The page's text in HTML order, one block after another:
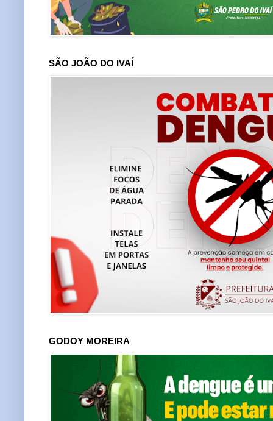
SÃO JOÃO DO IVAÍ
GODOY MOREIRA